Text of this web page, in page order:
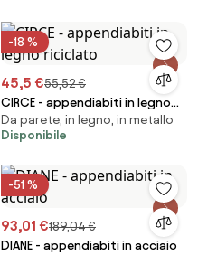
-18 %
45,5 €55,52 €
CIRCE - appendiabiti in legno
riciclato
Da parete, in legno, in metallo
Disponibile
-51 %
93,01 €189,04 €
DIANE - appendiabiti in acciaio